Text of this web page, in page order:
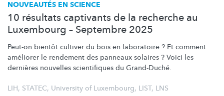
NOUVEAUTÉS EN SCIENCE
10 résultats captivants de la recherche au
Luxembourg – Septembre 2025
Peut-on bientôt cultiver du bois en laboratoire ? Et comment
améliorer le rendement des panneaux solaires ? Voici les
dernières nouvelles scientifiques du Grand-Duché.
LIH, STATEC, University of Luxembourg, LIST, LNS